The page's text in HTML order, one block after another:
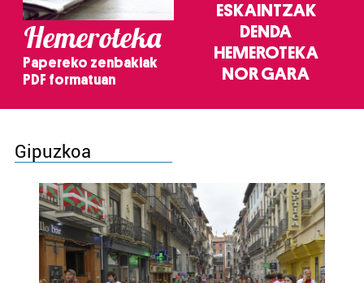
Hemeroteka
Papereko zenbakiak
PDF formatuan
ESKAINTZAK
DENDA
HEMEROTEKA
NOR GARA
Gipuzkoa